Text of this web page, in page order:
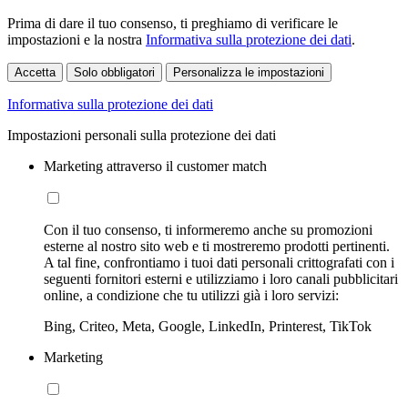
Prima di dare il tuo consenso, ti preghiamo di verificare le
impostazioni e la nostra Informativa sulla protezione dei dati.
Accetta Solo obbligatori Personalizza le impostazioni
Informativa sulla protezione dei dati
Impostazioni personali sulla protezione dei dati
Marketing attraverso il customer match
Con il tuo consenso, ti informeremo anche su promozioni
esterne al nostro sito web e ti mostreremo prodotti pertinenti.
A tal fine, confrontiamo i tuoi dati personali crittografati con i
seguenti fornitori esterni e utilizziamo i loro canali pubblicitari
online, a condizione che tu utilizzi già i loro servizi:
Bing, Criteo, Meta, Google, LinkedIn, Printerest, TikTok
Marketing